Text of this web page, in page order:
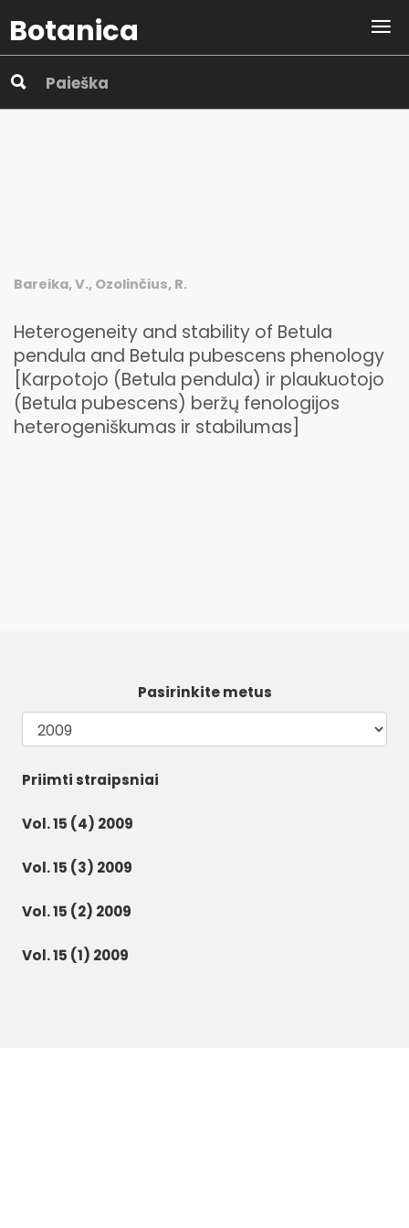
Botanica
Bareika, V., Ozolinčius, R.
Heterogeneity and stability of Betula
pendula and Betula pubescens phenology
[Karpotojo (Betula pendula) ir plaukuotojo
(Betula pubescens) beržų fenologijos
heterogeniškumas ir stabilumas]
Pasirinkite metus
Priimti straipsniai
Vol. 15 (4) 2009
Vol. 15 (3) 2009
Vol. 15 (2) 2009
Vol. 15 (1) 2009